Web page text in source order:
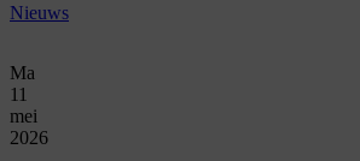
Nieuws
Ma
11
mei
2026